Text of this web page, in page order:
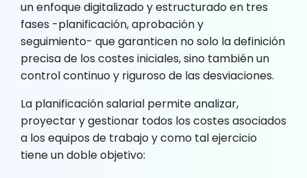
un enfoque digitalizado y estructurado en tres
fases -planificación, aprobación y
seguimiento- que garanticen no solo la definición
precisa de los costes iniciales, sino también un
control continuo y riguroso de las desviaciones.
La planificación salarial permite analizar,
proyectar y gestionar todos los costes asociados
a los equipos de trabajo y como tal ejercicio
tiene un doble objetivo: